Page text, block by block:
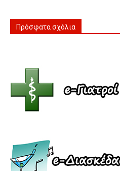
Πρόσφατα σχόλια